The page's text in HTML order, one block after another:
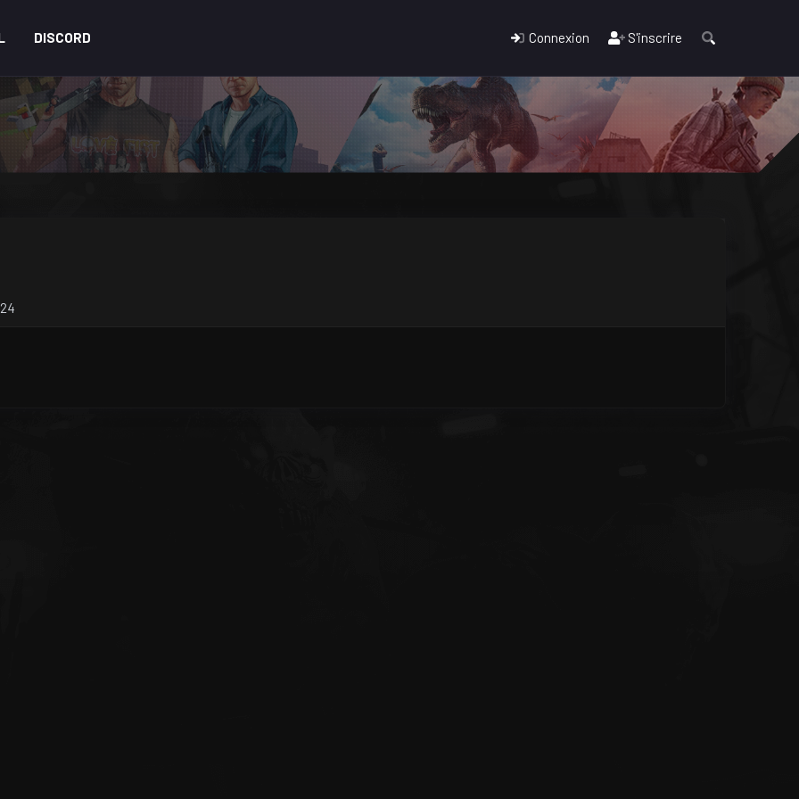
DISCORD Connexion S'inscrire